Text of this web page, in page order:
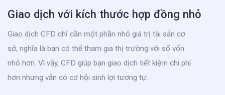
Giao dịch với kích thước hợp đồng nhỏ
Giao dịch CFD chỉ cần một phần nhỏ giá trị tài sản cơ
sở, nghĩa là bạn có thể tham gia thị trường với số vốn
nhỏ hơn. Vì vậy, CFD giúp bạn giao dịch tiết kiệm chi phí
hơn nhưng vẫn có cơ hội sinh lợi tương tự.